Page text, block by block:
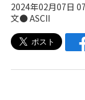
2024年02月07日
文● ASCII